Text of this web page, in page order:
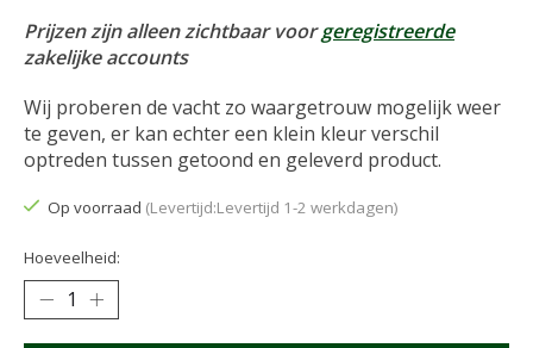
Prijzen zijn alleen zichtbaar voorgeregistreerde
zakelijke accounts
Wij proberen de vacht zo waargetrouw mogelijk weer
te geven, er kan echter een klein kleur verschil
optreden tussen getoond en geleverd product.
Op voorraad (Levertijd:Levertijd 1-2 werkdagen)
Hoeveelheid: